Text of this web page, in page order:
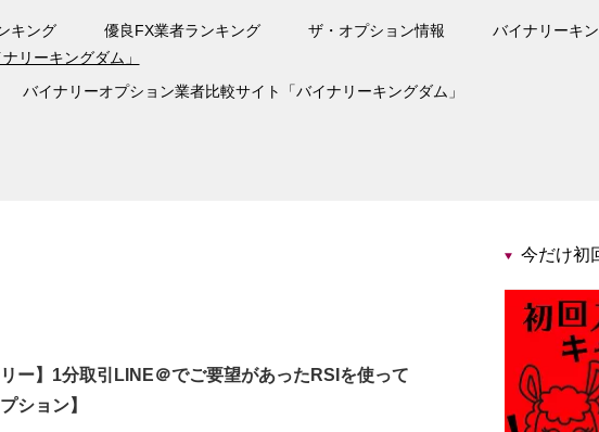
キング 優良FX業者ランキング ザ・オプション情報 バイナリーキ
バイナリーオプション業者比較サイト「バイナリーキングダム」
リー】1分取引LINE＠でご要望があったRSIを使って
ション】
今だけ初